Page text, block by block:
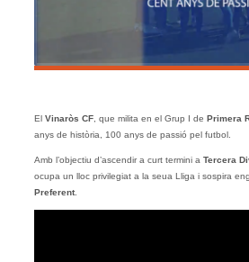
El Vinaròs CF, que milita en el Grup I de Primera
anys de història, 100 anys de passió pel futbol.
Amb l’objectiu d’ascendir a curt termini a Tercera
ocupa un lloc privilegiat a la seua Lliga i sospira
Preferent.